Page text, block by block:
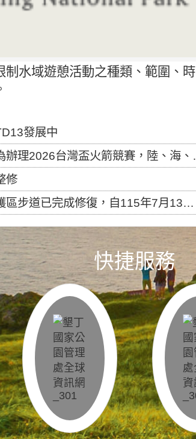
水域遊憩活動之種類、範圍、時
發展中
盃火箭競賽，陸、海、空域警戒及協調相關事宜，因颱風備案事宜
修
，自115年7月13日（星期一）起恢復開放入園，歡迎民眾依規定申請入園....
快捷服務